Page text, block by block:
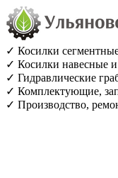
✓ Косилки
✓ Косилки навесные
✓ Гидравлические
✓ Комплектующие,
✓ Производство,